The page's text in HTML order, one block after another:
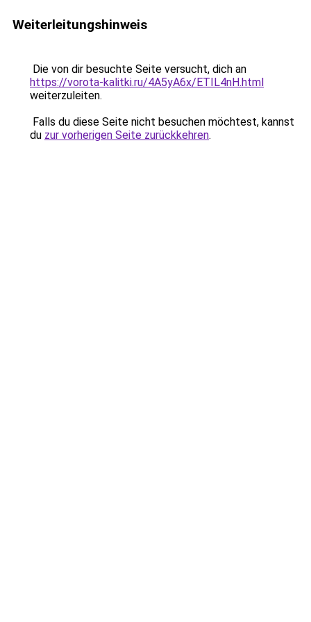
Weiterleitungshinweis
Die von dir besuchte Seite versucht, dich an
https://vorota-kalitki.ru/4A5yA6x/ETIL4nH.html
weiterzuleiten.
Falls du diese Seite nicht besuchen möchtest, kannst
du zur vorherigen Seite zurückkehren.